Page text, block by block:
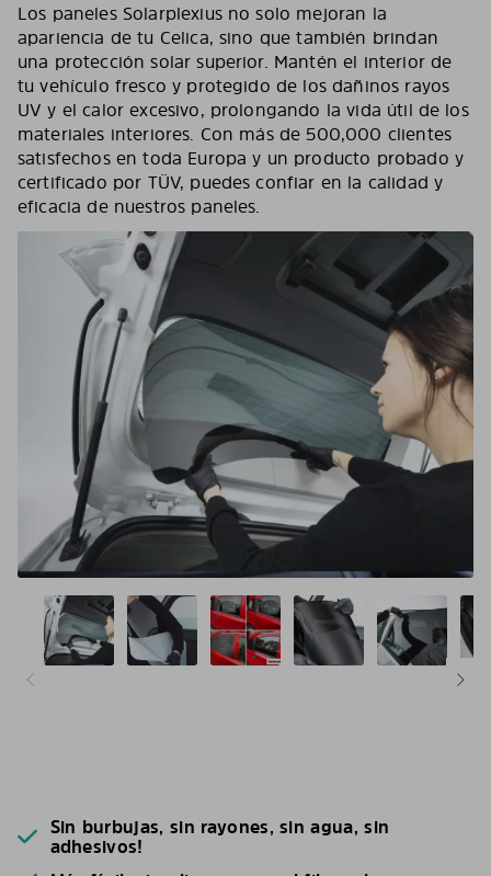
Los paneles Solarplexius no solo mejoran la
apariencia de tu Celica, sino que también brindan
una protección solar superior. Mantén el interior de
tu vehículo fresco y protegido de los dañinos rayos
UV y el calor excesivo, prolongando la vida útil de los
materiales interiores. Con más de 500,000 clientes
satisfechos en toda Europa y un producto probado y
certificado por TÜV, puedes confiar en la calidad y
eficacia de nuestros paneles.
Sin burbujas, sin rayones, sin agua, sin
adhesivos!